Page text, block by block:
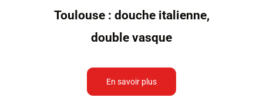
Toulouse : douche italienne,
double vasque
En savoir plus